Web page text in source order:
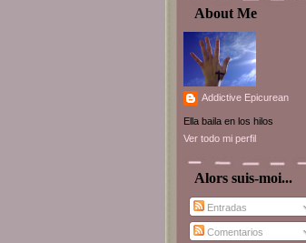
About Me
Addictive Epicurean
Ella baila en los hilos
Ver todo mi perfil
Alors suis-moi...
Entradas
Comentarios